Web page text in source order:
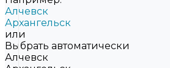
Алчевск
Архангельск
или
Выбрать автоматически
Алчевск